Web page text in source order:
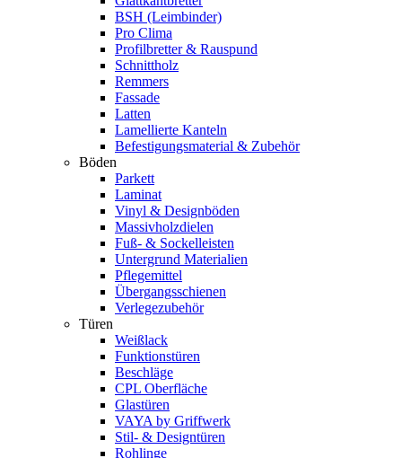
BSH (Leimbinder)
Pro Clima
Profilbretter & Rauspund
Schnittholz
Remmers
Fassade
Latten
Lamellierte Kanteln
Befestigungsmaterial & Zubehör
Böden
Parkett
Laminat
Vinyl & Designböden
Massivholzdielen
Fuß- & Sockelleisten
Untergrund Materialien
Pflegemittel
Übergangsschienen
Verlegezubehör
Türen
Weißlack
Funktionstüren
Beschläge
CPL Oberfläche
Glastüren
VAYA by Griffwerk
Stil- & Designtüren
Rohlinge